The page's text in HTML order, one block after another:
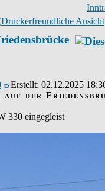
Erstellt: 02.12.2025
auf der
330 eingegleist